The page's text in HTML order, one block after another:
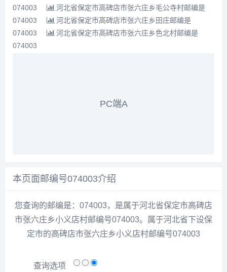
074003
河北省保定市高碑店市张六庄乡毛公寺村邮编是
074003
河北省保定市高碑店市张六庄乡田庄邮编是
074003
河北省保定市高碑店市张六庄乡色北村邮编是
074003
PC端A
本页面邮编号074003介绍
您查询的邮编是：074003，是属于河北省保定市高碑店
市张六庄乡小义店村邮编号074003。属于河北省下设保
定市的高碑店市张六庄乡小义店村邮编号074003
查询选项